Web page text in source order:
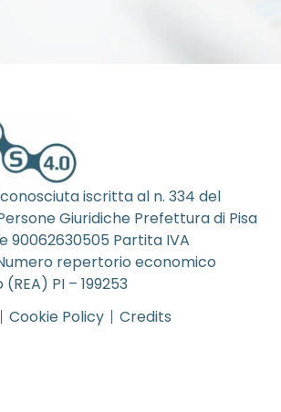
iscritta al n. 334 del
Giuridiche Prefettura di Pisa
90062630505 Partita IVA
repertorio economico
PI – 199253
Cookie Policy
Credits